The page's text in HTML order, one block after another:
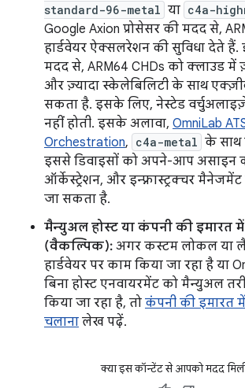
standard-96-metal या c4a-
Google Axion प्रोसेसर की मदद से,
हार्डवेयर ऐक्सलरेशन की सुविधा देते
मदद से, ARM64 CHDs को क्लाउड में
और ज़्यादा स्केलेबिलिटी के साथ
सकता है. इसके लिए, नेस्टेड
नहीं होती. इसके अलावा, OmniLab
Orchestration, c4a-metal के साथ
इससे डिवाइसों को अपने-आप असाइन
ऑर्केस्ट्रेशन, और इन्फ़्रास्ट्रक्चर
जा सकता है.
मैन्युअल होस्ट या कंपनी की इमारत
(वैकल्पिक): अगर कस्टम लोकल या
हार्डवेयर पर काम किया जा रहा है या
बिना होस्ट एनवायरमेंट को मैन्युअल
किया जा रहा है, तो कंपनी की इमारत में
चलाना लेख पढ़ें.
क्या इस कॉन्टेंट से आपको मदद